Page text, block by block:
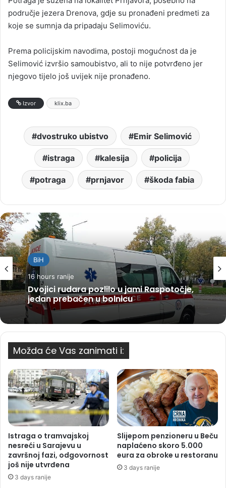
područje jezera Drenova, gdje su pronađeni predmeti za
koje se sumnja da pripadaju Selimoviću.
Prema policijskim navodima, postoji mogućnost da je
Selimović izvršio samoubistvo, ali to nije potvrđeno jer
njegovo tijelo još uvijek nije pronađeno.
Izvor klix.ba
dvostruko ubistvo Emir Selimović
istraga kalesija policija
potraga prnjavor škoda fabia
BiH
16 hours ranije
Dvojici rudara pozlilo u jami Raspotočje,
jedan prebačen u bolnicu
Možda će Vas zanimati i:
Istraga o tramvajskoj
nesreći u Sarajevu u
završnoj fazi, odgovornost
još nije utvrđena
3 days ranije
Slijepom penzioneru u Beču
naplaćeno skoro 5.000
eura za obroke u restoranu
3 days ranije